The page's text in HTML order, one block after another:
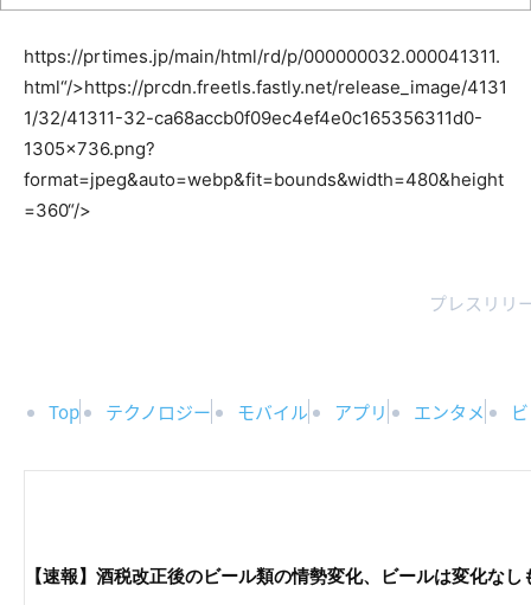
https://prtimes.jp/main/html/rd/p/000000032.000041311.
html“/>https://prcdn.freetls.fastly.net/release_image/4131
1/32/41311-32-ca68accb0f09ec4ef4e0c165356311d0-
1305×736.png?
format=jpeg&auto=webp&fit=bounds&width=480&height
=360“/>
プレスリリ
Top テクノロジー モバイル アプリ エンタメ
【速報】酒税改正後のビール類の情勢変化、ビールは変化な